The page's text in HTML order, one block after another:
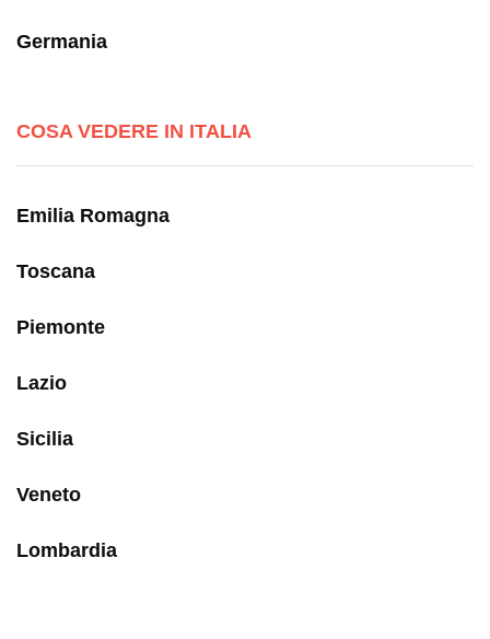
Germania
COSA VEDERE IN ITALIA
Emilia Romagna
Toscana
Piemonte
Lazio
Sicilia
Veneto
Lombardia